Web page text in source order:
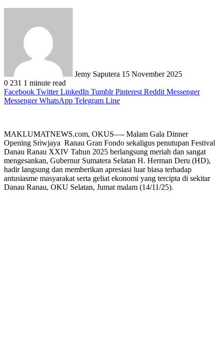
Jemy Saputera 15 November 2025
0 231 1 minute read
Facebook Twitter LinkedIn Tumblr Pinterest Reddit Messenger
Messenger WhatsApp Telegram Line
MAKLUMATNEWS.com, OKUS—- Malam Gala Dinner
Opening Sriwjaya Ranau Gran Fondo sekaligus penutupan Festival
Danau Ranau XXIV Tahun 2025 berlangsung meriah dan sangat
mengesankan, Gubernur Sumatera Selatan H. Herman Deru (HD),
hadir langsung dan memberikan apresiasi luar biasa terhadap
antusiasme masyarakat serta geliat ekonomi yang tercipta di sekitar
Danau Ranau, OKU Selatan, Jumat malam (14/11/25).